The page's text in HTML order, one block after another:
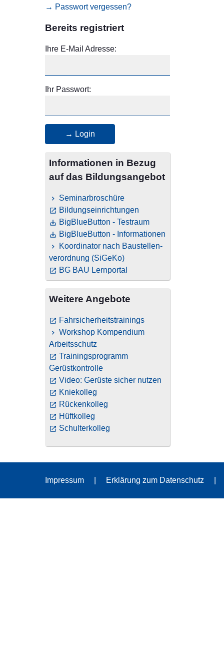
→ Passwort vergessen?
Bereits registriert
Ihre E-Mail Adresse:
Ihr Passwort:
→ Login
Informationen in Bezug
auf das Bildungsangebot
Seminarbroschüre
Bildungseinrichtungen
BigBlueButton - Testraum
BigBlueButton - Informationen
Koordinator nach Baustellen­
verordnung (SiGeKo)
BG BAU Lernportal
Weitere Angebote
Fahrsicherheitstrainings
Workshop Kompendium
Arbeitsschutz
Trainingsprogramm
Gerüstkontrolle
Video: Gerüste sicher nutzen
Kniekolleg
Rückenkolleg
Hüftkolleg
Schulterkolleg
Impressum Erklärung zum Datenschutz